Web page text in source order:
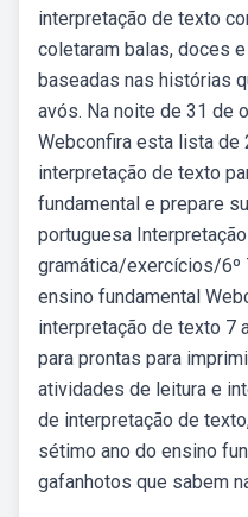
interpretação de texto
coletaram balas, doces
baseadas nas histórias
avós. Na noite de 31 de
Webconfira esta lista de
interpretação de texto
fundamental e prepare
portuguesa
gramática/exercícios/6º
ensino fundamental
interpretação de texto 7
para prontas para
atividades de leitura e
de interpretação de
sétimo ano do ensino
gafanhotos que sabem